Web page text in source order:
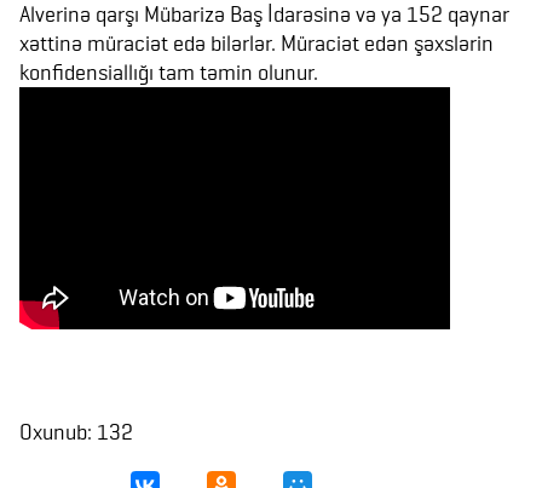
Alverinə qarşı Mübarizə Baş İdarəsinə və ya 152 qaynar
xəttinə müraciət edə bilərlər. Müraciət edən şəxslərin
konfidensiallığı tam təmin olunur.
Oxunub: 132